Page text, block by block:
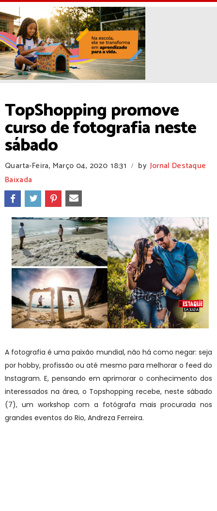
TopShopping promove
curso de fotografia neste
sábado
Quarta-Feira, Março 04, 2020 18:31 / by Jornal Destaque
Baixada
A fotografia é uma paixão mundial, não há como negar: seja
por hobby, profissão ou até mesmo para melhorar o feed do
Instagram. E, pensando em aprimorar o conhecimento dos
interessados na área, o Topshopping recebe, neste sábado
(7), um workshop com a fotógrafa mais procurada nos
grandes eventos do Rio, Andreza Ferreira.